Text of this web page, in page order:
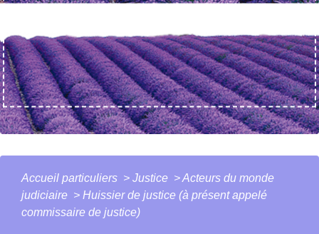
Accueil particuliers > Justice >Acteurs du monde
judiciaire > Huissier de justice (à présent appelé
commissaire de justice)